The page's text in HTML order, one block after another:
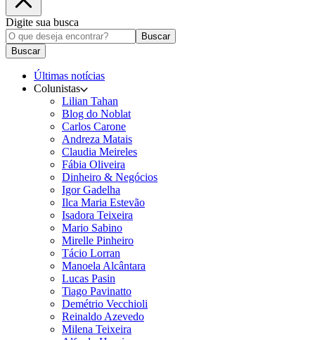
Digite sua busca
Buscar
Buscar
Últimas notícias
Colunistas
Lilian Tahan
Blog do Noblat
Carlos Carone
Andreza Matais
Claudia Meireles
Fábia Oliveira
Dinheiro & Negócios
Igor Gadelha
Ilca Maria Estevão
Isadora Teixeira
Mario Sabino
Mirelle Pinheiro
Tácio Lorran
Manoela Alcântara
Lucas Pasin
Tiago Pavinatto
Demétrio Vecchioli
Reinaldo Azevedo
Milena Teixeira